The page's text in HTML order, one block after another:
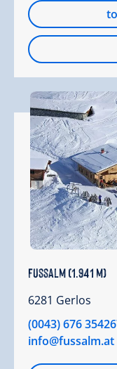
Fussalm (1.941 m)
6281 Gerlos
(0043) 676
info@fussalm.at